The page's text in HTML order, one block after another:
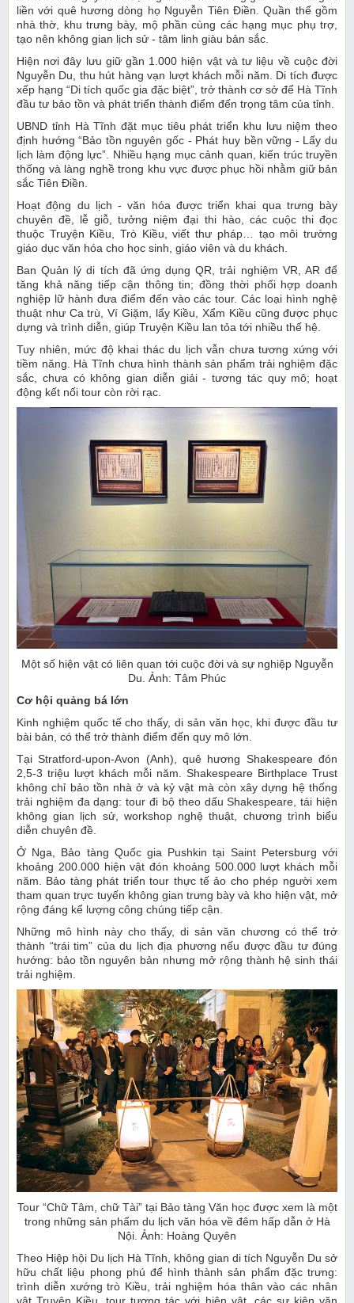
liền với quê hương dòng họ Nguyễn Tiên Điền. Quần thể gồm
nhà thờ, khu trưng bày, mộ phần cùng các hạng mục phụ trợ,
tạo nên không gian lịch sử - tâm linh giàu bản sắc.
Hiện nơi đây lưu giữ gần 1.000 hiện vật và tư liệu về cuộc đời
Nguyễn Du, thu hút hàng vạn lượt khách mỗi năm. Di tích được
xếp hạng “Di tích quốc gia đặc biệt”, trở thành cơ sở để Hà Tĩnh
đầu tư bảo tồn và phát triển thành điểm đến trọng tâm của tỉnh.
UBND tỉnh Hà Tĩnh đặt mục tiêu phát triển khu lưu niệm theo
định hướng “Bảo tồn nguyên gốc - Phát huy bền vững - Lấy du
lịch làm động lực”. Nhiều hạng mục cảnh quan, kiến trúc truyền
thống và làng nghề trong khu vực được phục hồi nhằm giữ bản
sắc Tiên Điền.
Hoạt động du lịch - văn hóa được triển khai qua trưng bày
chuyên đề, lễ giỗ, tưởng niệm đại thi hào, các cuộc thi đọc
thuộc Truyện Kiều, Trò Kiều, viết thư pháp… tạo môi trường
giáo dục văn hóa cho học sinh, giáo viên và du khách.
Ban Quản lý di tích đã ứng dụng QR, trải nghiệm VR, AR để
tăng khả năng tiếp cận thông tin; đồng thời phối hợp doanh
nghiệp lữ hành đưa điểm đến vào các tour. Các loại hình nghệ
thuật như Ca trù, Ví Giặm, lẩy Kiều, Xẩm Kiều cũng được phục
dựng và trình diễn, giúp Truyện Kiều lan tỏa tới nhiều thế hệ.
Tuy nhiên, mức độ khai thác du lịch vẫn chưa tương xứng với
tiềm năng. Hà Tĩnh chưa hình thành sản phẩm trải nghiệm đặc
sắc, chưa có không gian diễn giải - tương tác quy mô; hoạt
động kết nối tour còn rời rạc.
Một số hiện vật có liên quan tới cuộc đời và sự nghiệp Nguyễn
Du. Ảnh: Tâm Phúc
Cơ hội quảng bá lớn
Kinh nghiệm quốc tế cho thấy, di sản văn học, khi được đầu tư
bài bản, có thể trở thành điểm đến quy mô lớn.
Tại Stratford-upon-Avon (Anh), quê hương Shakespeare đón
2,5-3 triệu lượt khách mỗi năm. Shakespeare Birthplace Trust
không chỉ bảo tồn nhà ở và kỷ vật mà còn xây dựng hệ thống
trải nghiệm đa dạng: tour đi bộ theo dấu Shakespeare, tái hiện
không gian lịch sử, workshop nghệ thuật, chương trình biểu
diễn chuyên đề.
Ở Nga, Bảo tàng Quốc gia Pushkin tại Saint Petersburg với
khoảng 200.000 hiện vật đón khoảng 500.000 lượt khách mỗi
năm. Bảo tàng phát triển tour thực tế ảo cho phép người xem
tham quan trực tuyến không gian trưng bày và kho hiện vật, mở
rộng đáng kể lượng công chúng tiếp cận.
Những mô hình này cho thấy, di sản văn chương có thể trở
thành “trái tim” của du lịch địa phương nếu được đầu tư đúng
hướng: bảo tồn nguyên bản nhưng mở rộng thành hệ sinh thái
trải nghiệm.
Tour “Chữ Tâm, chữ Tài” tại Bảo tàng Văn học được xem là một
trong những sản phẩm du lịch văn hóa về đêm hấp dẫn ở Hà
Nội. Ảnh: Hoàng Quyên
Theo Hiệp hội Du lịch Hà Tĩnh, không gian di tích Nguyễn Du sở
hữu chất liệu phong phú để hình thành sản phẩm đặc trưng:
trình diễn xướng trò Kiều, trải nghiệm hóa thân vào các nhân